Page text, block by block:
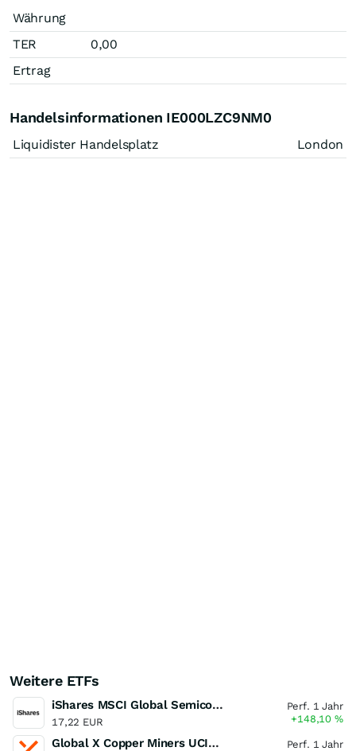
Währung
TER
0,00
Ertrag
Handelsinformationen IE000LZC9NM0
Liquidister Handelsplatz London
Weitere ETFs
iShares MSCI Global Semiconductors UCITS ETF USD (Acc)
17,22 EUR
Perf. 1 Jahr
+148,10%
Global X Copper Miners UCITS ETF USD Acc
Perf. 1 Jahr